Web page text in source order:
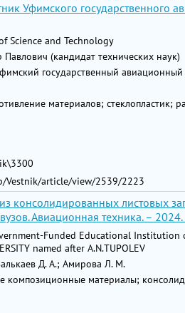
Уфимского государственного
Science and Technology
Павлович (кандидат технических наук)
государственный авиационный
материалов; стеклопластик;
Vestnik/article/view/2539/2223
консолидированных листовых
Авиационная техника. –
Funded Educational Institution
named after A.N.TUPOLEV
Д. А.; Амирова Л. М.
композиционные материалы;